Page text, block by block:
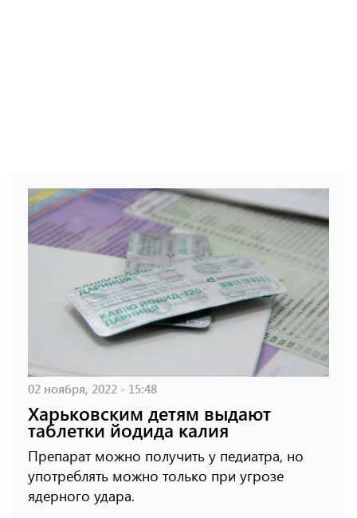
02 ноября, 2022 - 15:48
Харьковским детям выдают
таблетки йодида калия
Препарат можно получить у педиатра, но
употреблять можно только при угрозе
ядерного удара.